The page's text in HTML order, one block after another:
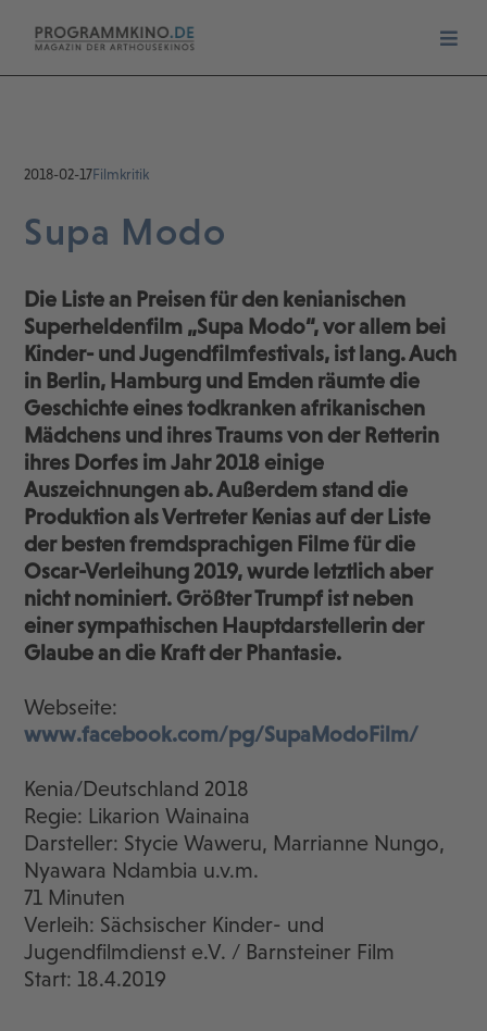
2018-02-17Filmkritik
Supa Modo
Die Liste an Preisen für den kenianischen
Superheldenfilm „Supa Modo“, vor allem bei
Kinder- und Jugendfilmfestivals, ist lang. Auch
in Berlin, Hamburg und Emden räumte die
Geschichte eines todkranken afrikanischen
Mädchens und ihres Traums von der Retterin
ihres Dorfes im Jahr 2018 einige
Auszeichnungen ab. Außerdem stand die
Produktion als Vertreter Kenias auf der Liste
der besten fremdsprachigen Filme für die
Oscar-Verleihung 2019, wurde letztlich aber
nicht nominiert. Größter Trumpf ist neben
einer sympathischen Hauptdarstellerin der
Glaube an die Kraft der Phantasie.
Webseite:
www.facebook.com/pg/SupaModoFilm/
Kenia/Deutschland 2018
Regie: Likarion Wainaina
Darsteller: Stycie Waweru, Marrianne Nungo,
Nyawara Ndambia u.v.m.
71 Minuten
Verleih: Sächsischer Kinder- und
Jugendfilmdienst e.V. / Barnsteiner Film
Start: 18.4.2019